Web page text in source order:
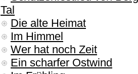
Tal
Die alte Heimat
Im Himmel
Wer hat noch Zeit
Ein scharfer Ostwind